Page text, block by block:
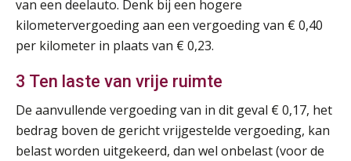
van een deelauto. Denk bij een hogere
kilometervergoeding aan een vergoeding van € 0,40
per kilometer in plaats van € 0,23.
3 Ten laste van vrije ruimte
De aanvullende vergoeding van in dit geval € 0,17, het
bedrag boven de gericht vrijgestelde vergoeding, kan
belast worden uitgekeerd, dan wel onbelast (voor de
17
SEP
MOCuitgevers
SEP
MOCuitgevers
17
SEP
Praktijkdiploma loonadministratie (PDL)
SD Worx